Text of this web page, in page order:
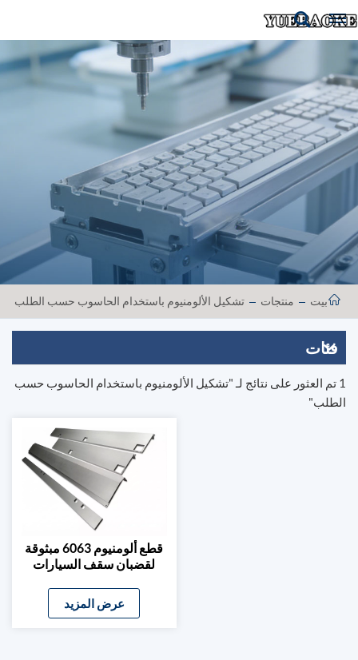
بيت منتجات تشكيل الألومنيوم باستخدام الحاسوب حسب الطلب
فئات
1 تم العثور على نتائج لـ "تشكيل الألومنيوم باستخدام الحاسوب حسب
الطلب"
قطع ألومنيوم 6063 مبثوقة
لقضبان سقف السيارات
عرض المزيد